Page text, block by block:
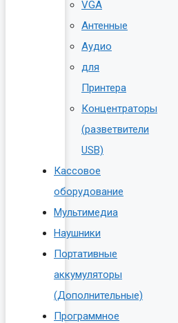
VGA
Антенные
Аудио
для
Принтера
Концентраторы
(разветвители
USB)
Кассовое
оборудование
Мультимедиа
Наушники
Портативные
аккумуляторы
(Дополнительные)
Программное